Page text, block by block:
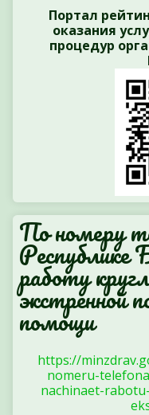
Портал
оказания
процедур
По номеру
Республике
работу
экстренной
помощи
https://
nomeru-
nachinaet-